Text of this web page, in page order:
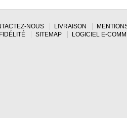
NOUS LIVRAISON
SITEMAP LOGICIEL E-